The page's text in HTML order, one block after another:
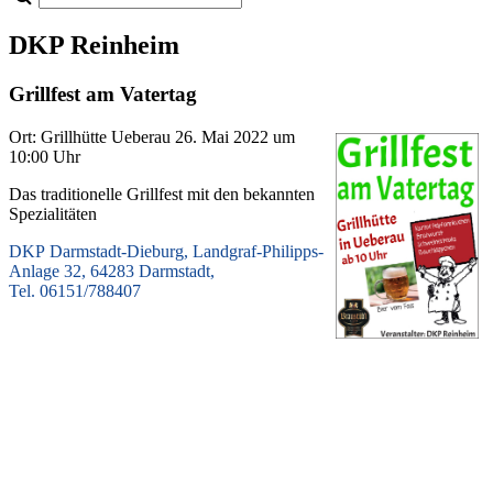
DKP Reinheim
Grillfest am Vatertag
Ort: Grillhütte Ueberau 26. Mai 2022 um
10:00 Uhr
Das traditionelle Grillfest mit den bekannten
Spezialitäten
DKP Darmstadt-Dieburg, Landgraf-Philipps-
Anlage 32, 64283 Darmstadt,
Tel. 06151/788407